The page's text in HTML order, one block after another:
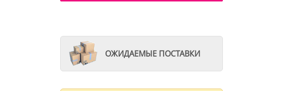
ОЖИДАЕМЫЕ ПОСТАВКИ